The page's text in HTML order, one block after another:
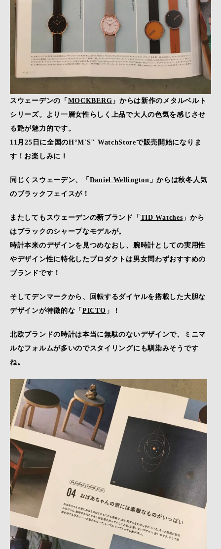
スウェーデンの「 MOCKBERG 」からは新作のメタルベルト
シリーズ。より一層女性らしく上品で大人の色気を感じさせ
る艶が魅力的です。
11月25日に全国のH°M'S" WatchStoreで販売開始になりま
す！お楽しみに！
同じくスウェーデン、「 Daniel Wellington 」からは秋冬人気
のブラックフェイスが！
またしてもスウェーデンの新ブランド「 TID Watches 」から
はブラックのシャープなモデルが。
時計本来のデザインを見つめなおし、腕時計としての実用性
やデザイン性に特化したプロダクトは男女問わずおすすめの
ブランドです！
そしてデンマークから、回転するダイヤルを搭載した大胆な
デザインが特徴的な「 PICTO 」！
北欧ブランドの時計は本当に無駄のないデザインで、ミニマ
ルなフォルムが多いのでスタイリングにも馴染みそうです
ね。